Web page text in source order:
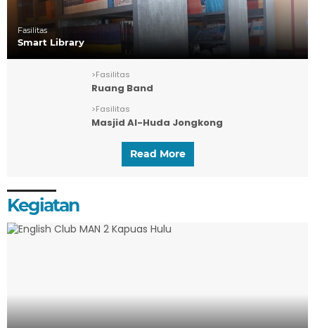
Fasilitas
Smart Library
>Fasilitas
Ruang Band
>Fasilitas
Masjid Al-Huda Jongkong
Read More
Kegiatan